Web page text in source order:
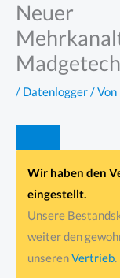
Zum
Inhalt
springen
Neuer
Madgetech
/ Datenlogger/ Von
Wir haben den
eingestellt.
Unsere
weiter den
unserenVertrieb.